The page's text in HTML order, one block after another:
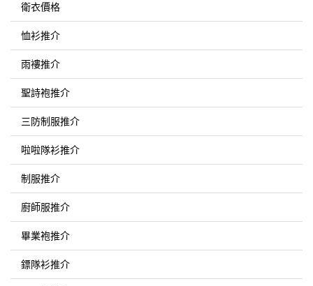
衛衣價格
恤衫推介
雨褸推介
聖詩袍推介
三防制服推介
啦啦隊衫推介
制服推介
廚師服推介
畢業袍推介
鏢隊衫推介